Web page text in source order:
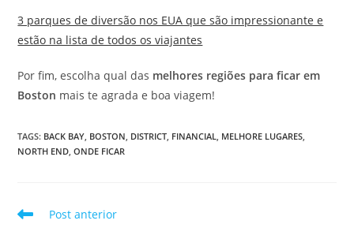
3 parques de diversão nos EUA que são impressionante e
estão na lista de todos os viajantes
Por fim, escolha qual das melhores regiões para ficar em
Boston mais te agrada e boa viagem!
TAGS: BACK BAY, BOSTON, DISTRICT, FINANCIAL, MELHORE LUGARES,
NORTH END, ONDE FICAR
Leia
Post anterior